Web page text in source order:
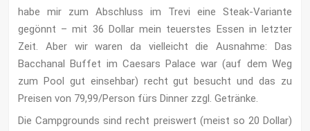
habe mir zum Abschluss im Trevi eine Steak-Variante
gegönnt – mit 36 Dollar mein teuerstes Essen in letzter
Zeit. Aber wir waren da vielleicht die Ausnahme: Das
Bacchanal Buffet im Caesars Palace war (auf dem Weg
zum Pool gut einsehbar) recht gut besucht und das zu
Preisen von 79,99/Person fürs Dinner zzgl. Getränke.
Die Campgrounds sind recht preiswert (meist so 20 Dollar)